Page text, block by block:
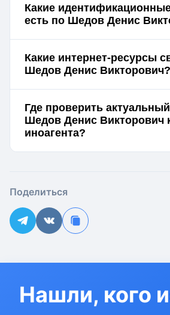
Какие
есть по Шедов Денис
Какие интернет-ресурсы
Шедов Денис Викторович?
Где проверить
Шедов Денис Викторович
иноагента?
Поделиться
Нашли, кого